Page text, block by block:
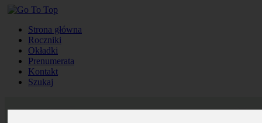
Strona główna
Roczniki
Okładki
Prenumerata
Kontakt
Szukaj